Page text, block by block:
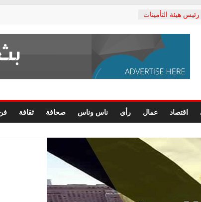
هيئة التأمينات
ونطالب بكشف
القطاع الصحي إلى
يطلق لجنة “الحق
النهائية للقرار
وانتهاء أعمال
محمد زهران.. ويؤكد:
المحاكمة العادلة
اقتصاد عمال رأي ناس وناس صحافة ثقافة